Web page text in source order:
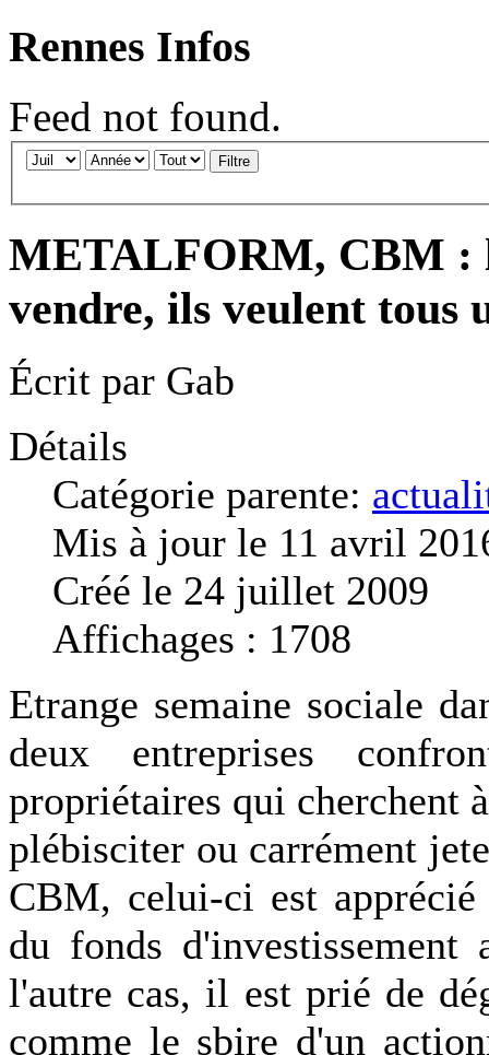
Rennes Infos
Feed not found.
Filtre
METALFORM, CBM :
vendre, ils veulent
Écrit par Gab
Détails
Catégorie parente:
Mis à jour le 11 avril
Créé le 24 juillet 2009
Affichages : 1708
Etrange semaine sociale
deux entreprises
propriétaires qui cherchent
plébisciter ou carrément
CBM, celui-ci est
du fonds d'investissement
l'autre cas, il est prié de
comme le sbire d'un